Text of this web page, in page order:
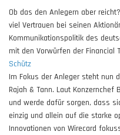
Ob das den Anlegern aber
viel Vertrauen bei seinen
Kommunikationspolitik des
mit den Vorwürfen der Financial
Schütz
Im Fokus der Anleger steht nun
Rajah & Tann. Laut
und werde dafür sorgen, dass
einzig und allein auf die starke
Innovationen von Wirecard